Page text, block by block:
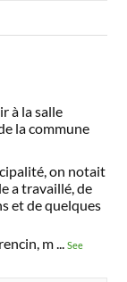
à la salle
la commune
on notait
a travaillé, de
et de quelques
m
...See